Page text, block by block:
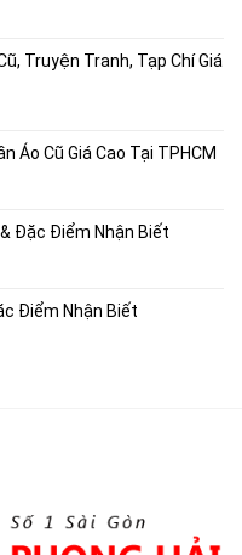
Truyện Tranh, Tạp Chí Giá
Áo Cũ Giá Cao Tại TPHCM
& Đặc Điểm Nhận Biết
Điểm Nhận Biết